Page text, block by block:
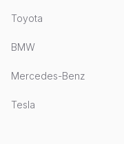
Toyota
BMW
Mercedes-Benz
Tesla